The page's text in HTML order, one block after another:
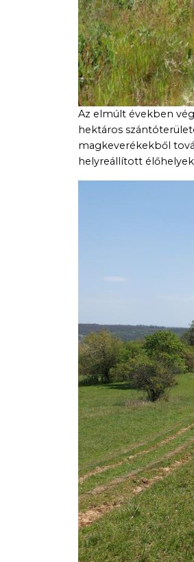
Az elmúlt években
hektáros
magkeverékekből
helyreállított